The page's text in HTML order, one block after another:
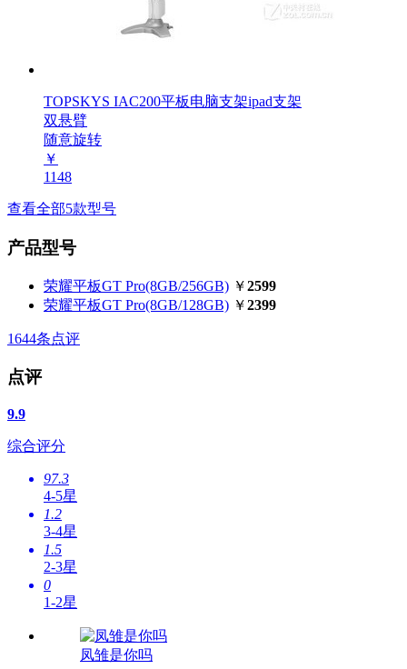
TOPSKYS IAC200平板电脑支架ipad支架
双悬臂
随意旋转
￥
1148
查看全部5款型号
产品型号
荣耀平板GT Pro(8GB/256GB) ￥2599
荣耀平板GT Pro(8GB/128GB) ￥2399
1644条点评
点评
9.9
综合评分
97.3
4-5星
1.2
3-4星
1.5
2-3星
0
1-2星
凤雏是你吗